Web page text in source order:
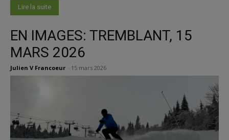
Lire la suite
EN IMAGES: TREMBLANT, 15
MARS 2026
Julien V Francoeur 15 mars 2026